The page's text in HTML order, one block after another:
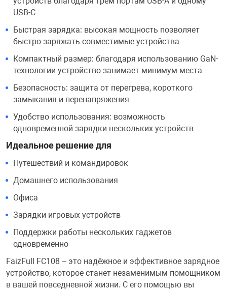
Чехлы для
USB-C
Быстрая зарядка: высокая мощность позволяет
быстро заряжать совместимые устройства
Компактный размер: благодаря использованию GaN-
технологии устройство занимает минимум места
Безопасность: защита от перегрева, короткого
замыкания и перенапряжения
Удобство использования: возможность
одновременной зарядки нескольких устройств
Идеальное решение для
Путешествий и командировок
Домашнего использования
Офиса
Зарядки игровых устройств
Поддержки работы нескольких гаджетов
одновременно
FaizFull FC108 – это надёжное и эффективное зарядное
устройство, которое станет незаменимым помощником
в вашей повседневной жизни. С его помощью вы